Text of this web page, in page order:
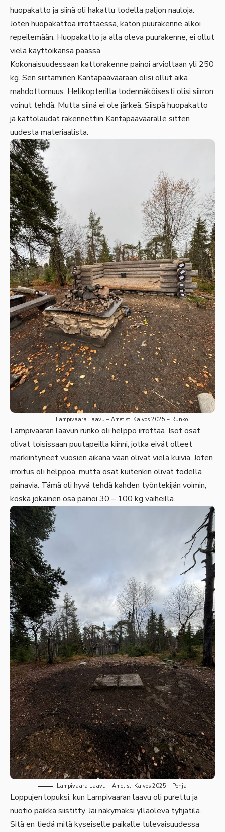
huopakatto ja siinä oli hakattu todella paljon nauloja.
Joten huopakattoa irrottaessa, katon puurakenne alkoi
repeilemään. Huopakatto ja alla oleva puurakenne, ei ollut
vielä käyttöikänsä päässä.
Kokonaisuudessaan kattorakenne painoi arvioltaan yli 250
kg. Sen siirtäminen Kantapäävaaraan olisi ollut aika
mahdottomuus. Helikopterilla todennäköisesti olisi siirron
voinut tehdä. Mutta siinä ei ole järkeä. Siispä huopakatto
ja kattolaudat rakennettiin Kantapäävaaralle sitten
uudesta materiaalista.
Lampivaara Laavu – Ametisti Kaivos 2025 – Runko
Lampivaaran laavun runko oli helppo irrottaa. Isot osat
olivat toisissaan puutapeilla kiinni, jotka eivät olleet
märkiintyneet vuosien aikana vaan olivat vielä kuivia. Joten
irroitus oli helppoa, mutta osat kuitenkin olivat todella
painavia. Tämä oli hyvä tehdä kahden työntekijän voimin,
koska jokainen osa painoi 30 – 100 kg vaiheilla.
Lampivaara Laavu – Ametisti Kaivos 2025 – Pohja
Loppujen lopuksi, kun Lampivaaran laavu oli purettu ja
nuotio paikka siistitty. Jäi näkymäksi ylläoleva tyhjätila.
Sitä en tiedä mitä kyseiselle paikalle tulevaisuudessa